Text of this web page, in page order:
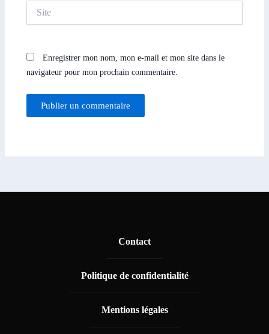
Enregistrer mon nom, mon e-mail et mon site dans le
navigateur pour mon prochain commentaire.
Contact
Politique de confidentialité
Mentions légales